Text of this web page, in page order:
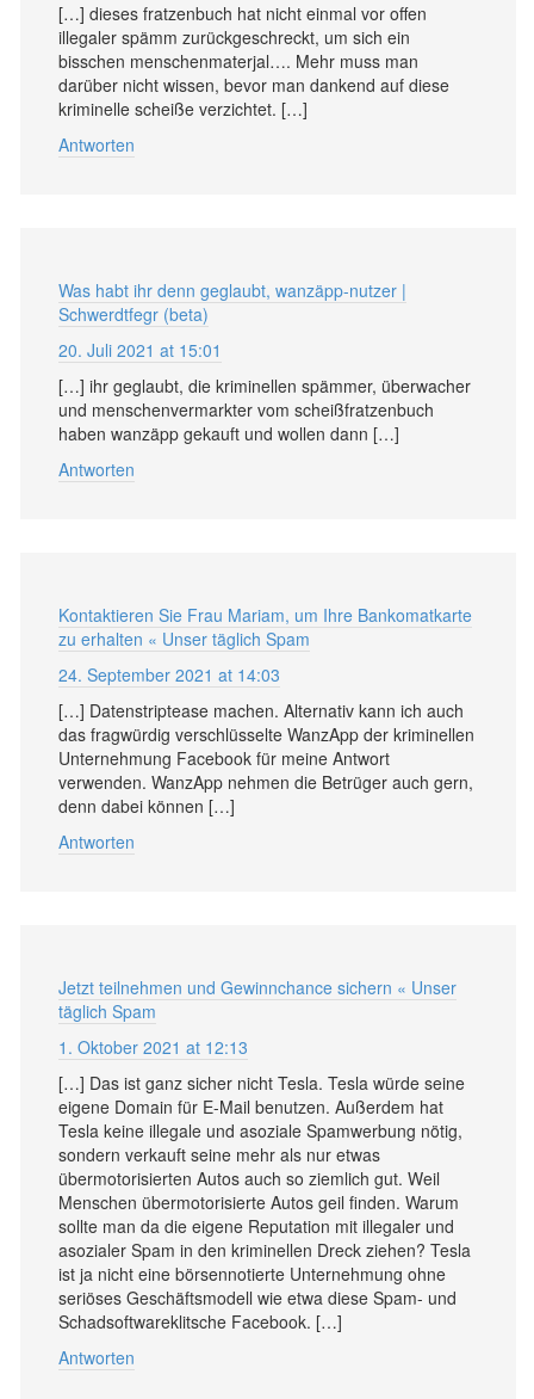
[…] dieses fratzenbuch hat nicht einmal vor offen
illegaler spämm zurückgeschreckt, um sich ein
bisschen menschenmaterjal…. Mehr muss man
darüber nicht wissen, bevor man dankend auf diese
kriminelle scheiße verzichtet. […]
Antworten
Was habt ihr denn geglaubt, wanzäpp-nutzer |
Schwerdtfegr (beta)
20. Juli 2021 at 15:01
[…] ihr geglaubt, die kriminellen spämmer, überwacher
und menschenvermarkter vom scheißfratzenbuch
haben wanzäpp gekauft und wollen dann […]
Antworten
Kontaktieren Sie Frau Mariam, um Ihre Bankomatkarte
zu erhalten « Unser täglich Spam
24. September 2021 at 14:03
[…] Datenstriptease machen. Alternativ kann ich auch
das fragwürdig verschlüsselte WanzApp der kriminellen
Unternehmung Facebook für meine Antwort
verwenden. WanzApp nehmen die Betrüger auch gern,
denn dabei können […]
Antworten
Jetzt teilnehmen und Gewinnchance sichern « Unser
täglich Spam
1. Oktober 2021 at 12:13
[…] Das ist ganz sicher nicht Tesla. Tesla würde seine
eigene Domain für E-Mail benutzen. Außerdem hat
Tesla keine illegale und asoziale Spamwerbung nötig,
sondern verkauft seine mehr als nur etwas
übermotorisierten Autos auch so ziemlich gut. Weil
Menschen übermotorisierte Autos geil finden. Warum
sollte man da die eigene Reputation mit illegaler und
asozialer Spam in den kriminellen Dreck ziehen? Tesla
ist ja nicht eine börsennotierte Unternehmung ohne
seriöses Geschäftsmodell wie etwa diese Spam- und
Schadsoftwareklitsche Facebook. […]
Antworten